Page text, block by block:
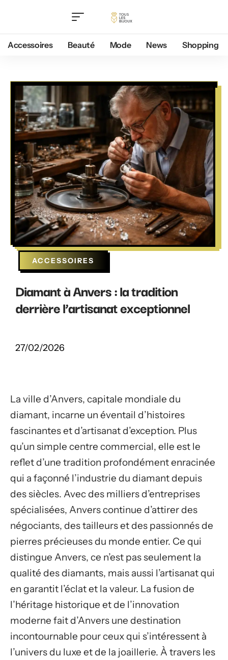
Accessoires Beauté Mode News Shopping
ACCESSOIRES
Diamant à Anvers : la tradition
derrière l’artisanat exceptionnel
27/02/2026
La ville d’Anvers, capitale mondiale du
diamant, incarne un éventail d’histoires
fascinantes et d’artisanat d’exception. Plus
qu’un simple centre commercial, elle est le
reflet d’une tradition profondément enracinée
qui a façonné l’industrie du diamant depuis
des siècles. Avec des milliers d’entreprises
spécialisées, Anvers continue d’attirer des
négociants, des tailleurs et des passionnés de
pierres précieuses du monde entier. Ce qui
distingue Anvers, ce n’est pas seulement la
qualité des diamants, mais aussi l’artisanat qui
en garantit l’éclat et la valeur. La fusion de
l’héritage historique et de l’innovation
moderne fait d’Anvers une destination
incontournable pour ceux qui s’intéressent à
l’univers du luxe et de la joaillerie. À travers les